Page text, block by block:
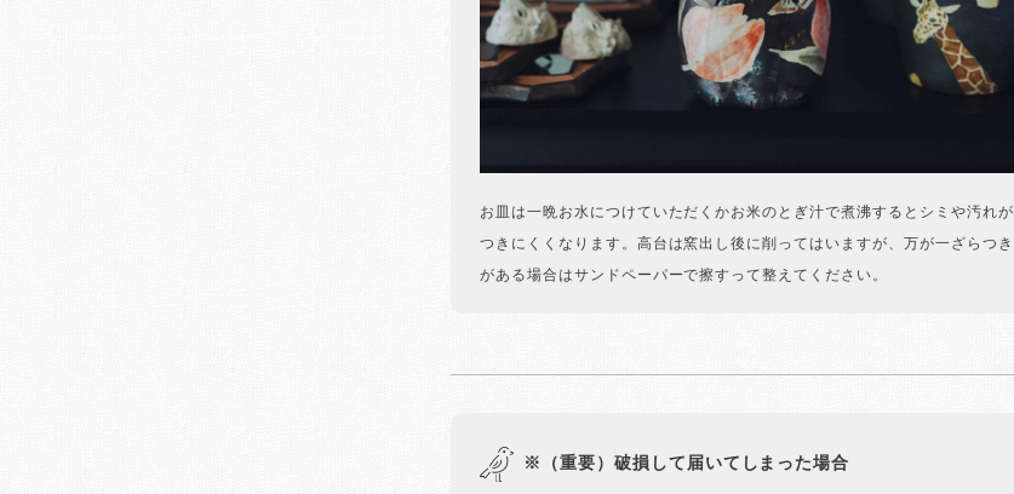
お皿は一晩お水につけていただくかお米のとぎ汁で煮沸するとシミや汚れが
つきにくくなります。高台は窯出し後に削ってはいますが、万が一ざらつき
がある場合はサンドペーパーで擦すって整えてください。
※（重要）破損して届いてしまった場合